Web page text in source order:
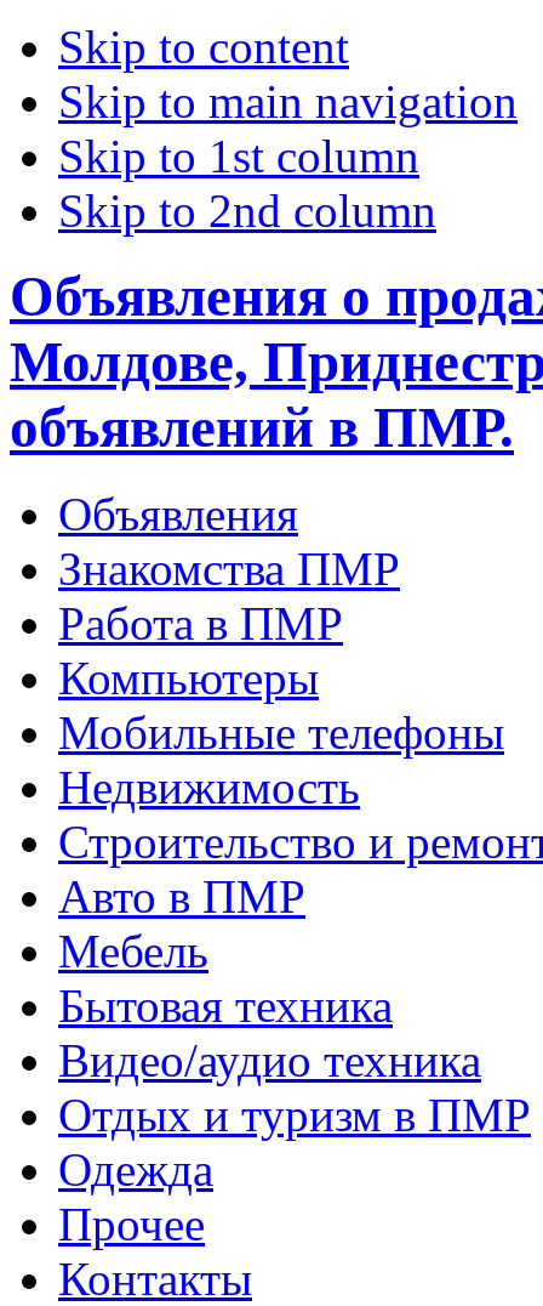
Skip to content
Skip to main navigation
Skip to 1st column
Skip to 2nd column
Объявления о
Молдове,
объявлений в ПМР.
Объявления
Знакомства ПМР
Работа в ПМР
Компьютеры
Мобильные телефоны
Недвижимость
Строительство и
Авто в ПМР
Мебель
Бытовая техника
Видео/аудио техника
Отдых и туризм в ПМР
Одежда
Прочее
Контакты